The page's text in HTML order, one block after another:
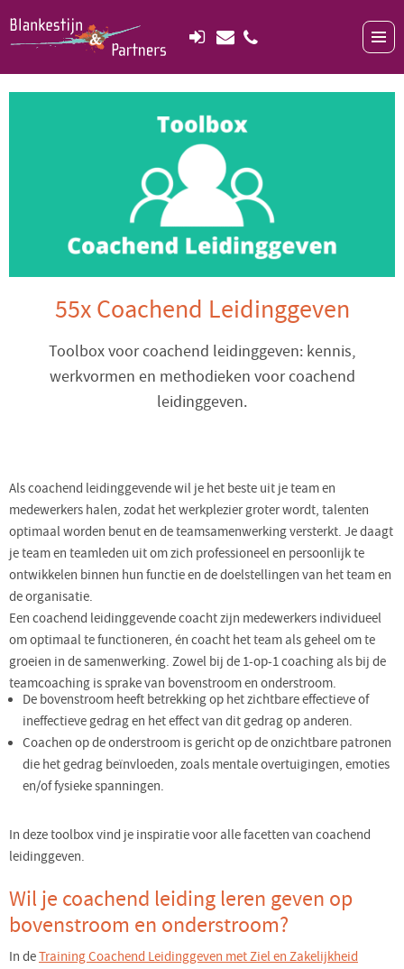
55x Coachend Leidinggeven
Toolbox voor coachend leidinggeven: kennis,
werkvormen en methodieken voor coachend
leidinggeven.
Als coachend leidinggevende wil je het beste uit je team en
medewerkers halen, zodat het werkplezier groter wordt, talenten
optimaal worden benut en de teamsamenwerking versterkt. Je daagt
je team en teamleden uit om zich professioneel en persoonlijk te
ontwikkelen binnen hun functie en de doelstellingen van het team en
de organisatie.
Een coachend leidinggevende coacht zijn medewerkers individueel
om optimaal te functioneren, én coacht het team als geheel om te
groeien in de samenwerking. Zowel bij de 1-op-1 coaching als bij de
teamcoaching is sprake van bovenstroom en onderstroom.
De bovenstroom heeft betrekking op het zichtbare effectieve of
ineffectieve gedrag en het effect van dit gedrag op anderen.
Coachen op de onderstroom is gericht op de onzichtbare patronen
die het gedrag beïnvloeden, zoals mentale overtuigingen, emoties
en/of fysieke spanningen.
In deze toolbox vind je inspiratie voor alle facetten van coachend
leidinggeven.
Wil je coachend leiding leren geven op
bovenstroom en onderstroom?
In deTraining Coachend Leidinggeven met Ziel en Zakelijkheid